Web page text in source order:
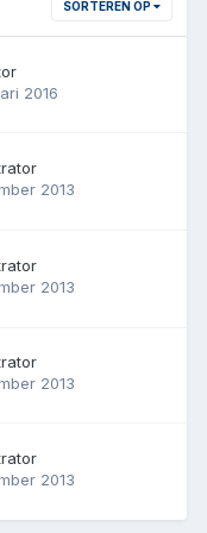
SORTEREN OP
2016
2013
2013
2013
2013